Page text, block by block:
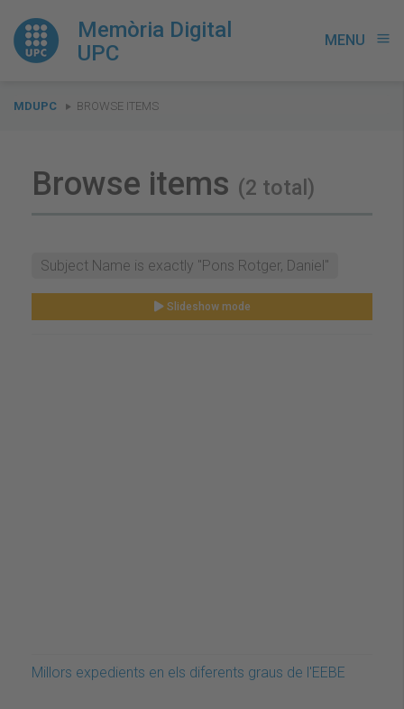
Memòria Digital
UPC
MENU menu
You
MDUPC BROWSE ITEMS
Browse items (2 total)
Subject Name is exactly "Pons Rotger, Daniel"
Slideshow mode
Millors expedients en els diferents graus de l'EEBE